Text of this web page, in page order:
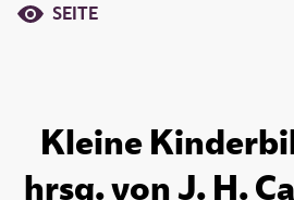
SEITE
Kleine
hrsg. von J. H.